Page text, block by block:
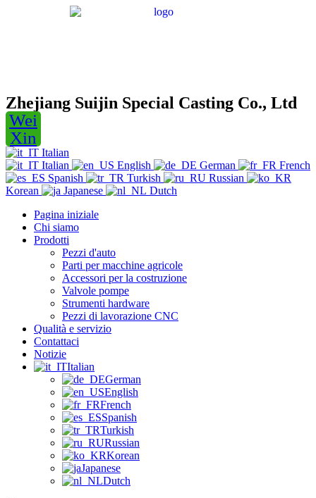
Zhejiang Suijin Special Casting Co., Ltd
Wei
Xin
Italian
Italian
English German
French
Spanish
Turkish
Russian
Korean
Japanese
Dutch
Pagina iniziale
Chi siamo
Prodotti
Pezzi d'auto
Parti per macchine agricole
Accessori per la costruzione
Valvole pompe
Strumenti hardware
Pezzi di lavorazione CNC
Qualità e servizio
Contattaci
Notizie
Italian
German
English
French
Spanish
Turkish
Russian
Korean
Japanese
Dutch